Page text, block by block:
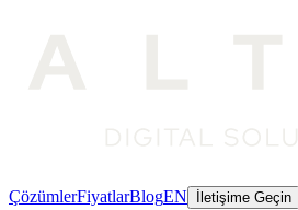
ÇözümlerFiyatlarBlogEN İletişime Geçin